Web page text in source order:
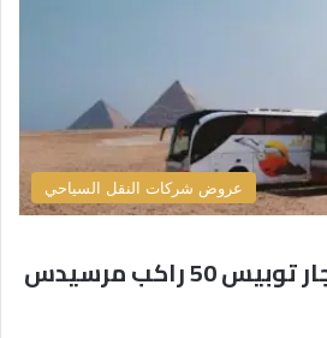
عروض شركات النقل السياحي
احجز الآن أرخص إيجار توبيس 50 راكب مرسيدس